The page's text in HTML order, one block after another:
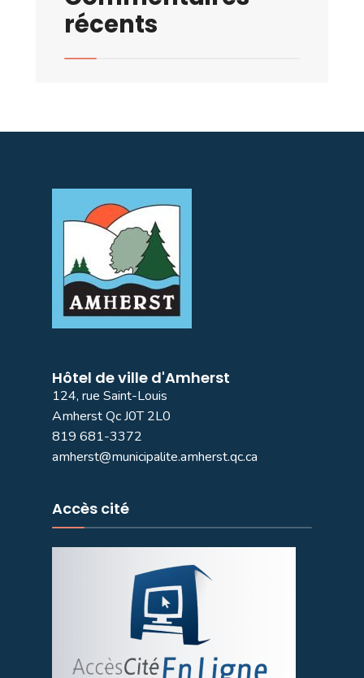
récents
Hôtel de ville d'Amherst
124, rue Saint-Louis
Amherst Qc J0T 2L0
819 681-3372
amherst@municipalite.amherst.qc.ca
Accès cité